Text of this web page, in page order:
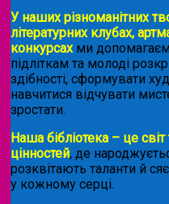
У наших різноманітних
літературних клубах,
конкурсахми
підліткам та молоді
здібності, сформувати
навчитися відчувати
зростати.
Наша бібліотека – це світ
цінностей, де
розквітають таланти й
у кожному серці.